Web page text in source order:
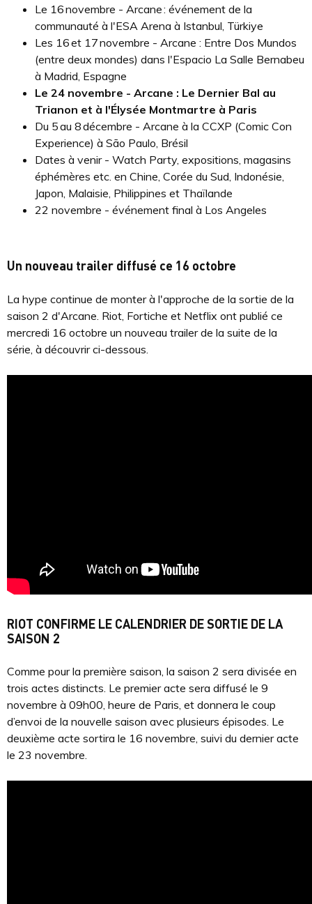
Le 16 novembre - Arcane : événement de la
communauté à l'ESA Arena à Istanbul, Türkiye
Les 16 et 17 novembre - Arcane : Entre Dos Mundos
(entre deux mondes) dans l'Espacio La Salle Bernabeu
à Madrid, Espagne
Le 24 novembre - Arcane : Le Dernier Bal au
Trianon et à l'Élysée Montmartre à Paris
Du 5 au 8 décembre - Arcane à la CCXP (Comic Con
Experience) à São Paulo, Brésil
Dates à venir - Watch Party, expositions, magasins
éphémères etc. en Chine, Corée du Sud, Indonésie,
Japon, Malaisie, Philippines et Thaïlande
22 novembre - événement final à Los Angeles
Un nouveau trailer diffusé ce 16 octobre
La hype continue de monter à l'approche de la sortie de la
saison 2 d'Arcane. Riot, Fortiche et Netflix ont publié ce
mercredi 16 octobre un nouveau trailer de la suite de la
série, à découvrir ci-dessous.
RIOT CONFIRME LE CALENDRIER DE SORTIE DE LA
SAISON 2
Comme pour la première saison, la saison 2 sera divisée en
trois actes distincts. Le premier acte sera diffusé le 9
novembre à 09h00, heure de Paris, et donnera le coup
d’envoi de la nouvelle saison avec plusieurs épisodes. Le
deuxième acte sortira le 16 novembre, suivi du dernier acte
le 23 novembre.